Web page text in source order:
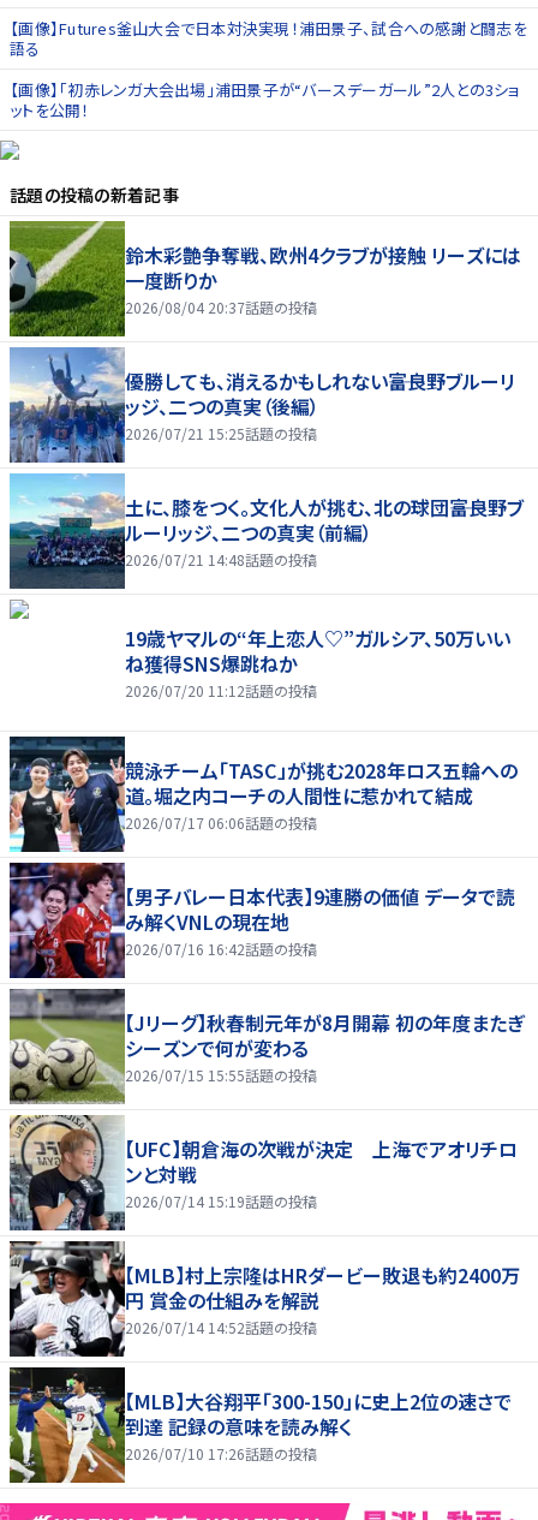
【画像】Futures釜山大会で日本対決実現！浦田景子、試合への感謝と闘志を
語る
【画像】「初赤レンガ大会出場」浦田景子が“バースデーガール”2人との3ショ
ットを公開！
話題の投稿の新着記事
鈴木彩艶争奪戦、欧州4クラブが接触 リーズには
一度断りか
2026/08/04 20:37話題の投稿
優勝しても、消えるかもしれない――富良野ブルーリ
ッジ、二つの真実（後編）
2026/07/21 15:25話題の投稿
土に、膝をつく。文化人が挑む、北の球団――富良野ブ
ルーリッジ、二つの真実（前編）
2026/07/21 14:48話題の投稿
19歳ヤマルの“年上恋人♡”ガルシア、50万いい
ね獲得SNS爆跳ねか
2026/07/20 11:12話題の投稿
競泳チーム「TASC」が挑む2028年ロス五輪への
道。堀之内コーチの人間性に惹かれて結成
2026/07/17 06:06話題の投稿
【男子バレー日本代表】9連勝の価値 データで読
み解くVNLの現在地
2026/07/16 16:42話題の投稿
【Jリーグ】秋春制元年が8月開幕 初の年度またぎ
シーズンで何が変わる
2026/07/15 15:55話題の投稿
【UFC】朝倉海の次戦が決定 上海でアオリチロ
ンと対戦
2026/07/14 15:19話題の投稿
【MLB】村上宗隆はHRダービー敗退も約2400万
円 賞金の仕組みを解説
2026/07/14 14:52話題の投稿
【MLB】大谷翔平「300-150」に史上2位の速さで
到達 記録の意味を読み解く
2026/07/10 17:26話題の投稿